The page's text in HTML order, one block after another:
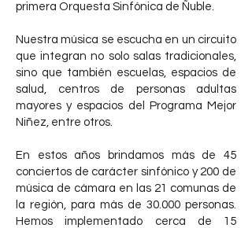
primera Orquesta Sinfónica de Ñuble.
Nuestra música se escucha en un circuito
que integran no solo salas tradicionales,
sino que también escuelas, espacios de
salud, centros de personas adultas
mayores y espacios del Programa Mejor
Niñez, entre otros.
En estos años brindamos más de 45
conciertos de carácter sinfónico y 200 de
música de cámara en las 21 comunas de
la región, para más de 30.000 personas.
Hemos implementado cerca de 15